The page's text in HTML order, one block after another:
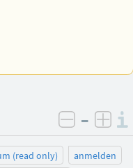
negativ
–
(read only) anmelden